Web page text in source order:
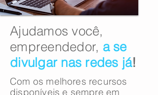
​​Ajudamos você,
empreendedor, a se
divulgar nas redes já!
Com os melhores recursos
disponíveis e sempre em